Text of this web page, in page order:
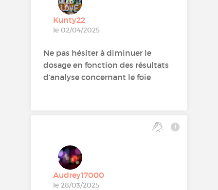
Kunty22
le 02/04/2025
Ne pas hésiter à diminuer le
dosage en fonction des résultats
d’analyse concernant le foie
Audrey17000
le 28/03/2025